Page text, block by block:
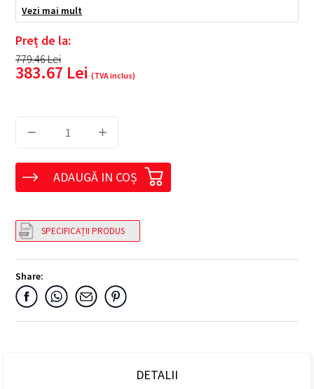
Vezi mai mult
Preț de la:
779.46Lei
383.67 Lei(TVA inclus)
− +
ADAUGĂ IN COȘ
SPECIFICAȚII PRODUS
Share:
DETALII